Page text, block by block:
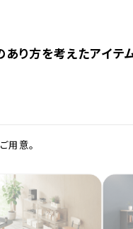
方を考えたアイテム
用意。